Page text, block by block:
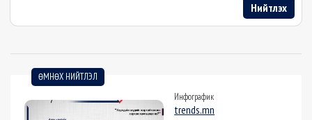
Нийтлэх
ӨМНӨХ НИЙТЛЭЛ
Инфографик
trends.mn